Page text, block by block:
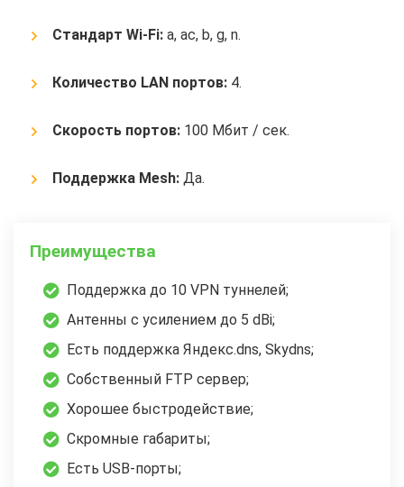
Стандарт Wi-Fi: a, ac, b, g, n.
Количество LAN портов: 4.
Скорость портов: 100 Мбит / сек.
Поддержка Mesh: Да.
Преимущества
Поддержка до 10 VPN туннелей;
Антенны с усилением до 5 dBi;
Есть поддержка Яндекс.dns, Skydns;
Собственный FTP сервер;
Хорошее быстродействие;
Скромные габариты;
Есть USB-порты;